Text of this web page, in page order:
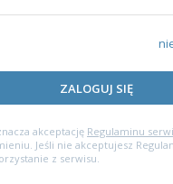
ZALOGUJ SIĘ
akceptację Regulaminu
Jeśli nie akceptujesz
z serwisu.